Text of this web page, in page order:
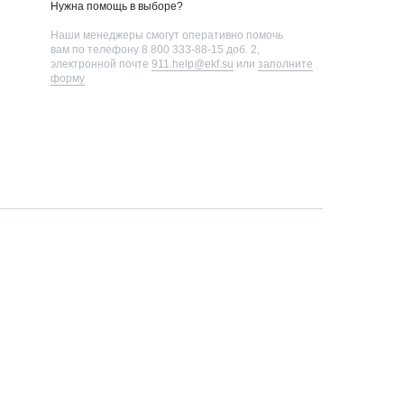
Нужна помощь в выборе?
Наши менеджеры смогут оперативно помочь
вам по телефону 8 800 333-88-15 доб. 2,
электронной почте 911.help@ekf.su или заполните
форму